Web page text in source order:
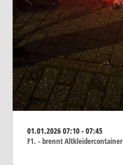
01.01.202607:10 - 07:45
F1. - brennt Altkleidercontainer